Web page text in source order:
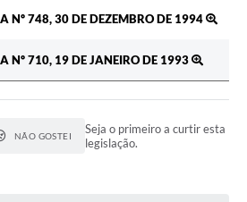
Nº 748, 30 DE DEZEMBRO DE 1994
Nº 710, 19 DE JANEIRO DE 1993
NÃO GOSTEI
Seja o primeiro a curtir esta
legislação.